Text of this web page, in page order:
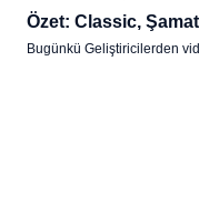
Özet: Classic,
Bugünkü Geliştiricilerden